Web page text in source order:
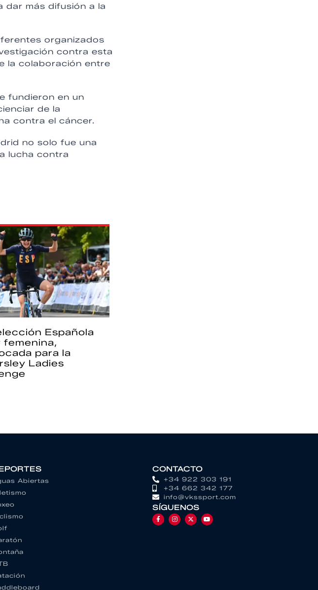
más difusión a la
organizados
contra esta
la colaboración entre
fundieron en un
de la
contra el cáncer.
no solo fue una
lucha contra
Española
femenina,
para la
Ladies
Abiertas
CONTACTO
+34 922 303 191
+34 662 342 177
info@vkssport.com
SÍGUENOS